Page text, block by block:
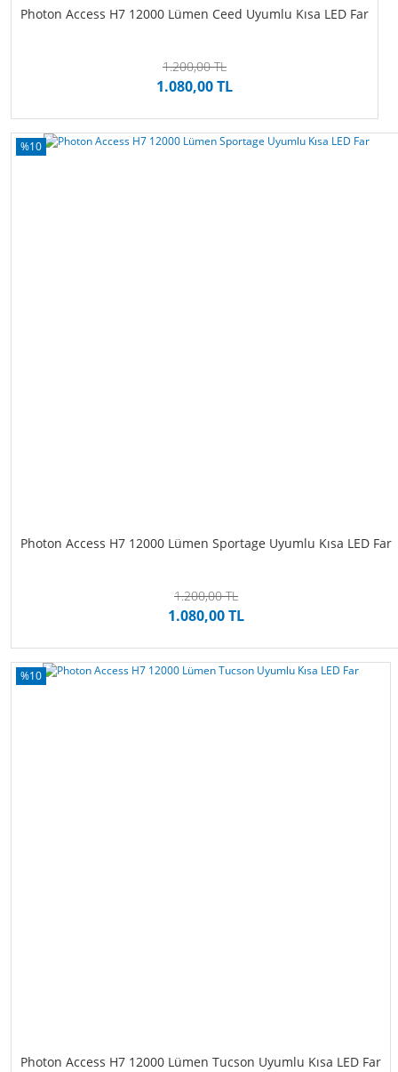
Photon Access H7 12000 Lümen Ceed Uyumlu Kısa LED Far
1.200,00 TL
1.080,00 TL
%10
Photon Access H7 12000 Lümen Sportage Uyumlu Kısa LED Far
1.200,00 TL
1.080,00 TL
%10
Photon Access H7 12000 Lümen Tucson Uyumlu Kısa LED Far